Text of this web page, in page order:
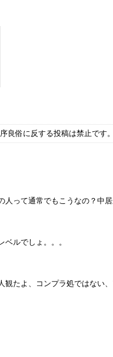
良俗に反する投稿は禁止です
人って通常でもこうなの？中
ルでしょ。。。
たよ、コンプラ処ではない